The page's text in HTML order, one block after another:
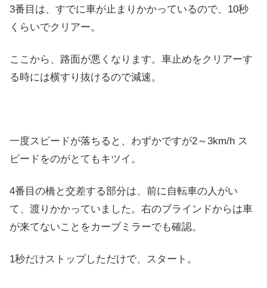
3番目は、すでに車が止まりかかっているので、10秒
くらいでクリアー。
ここから、路面が悪くなります。車止めをクリアーす
る時には横すり抜けるので減速。
一度スピードが落ちると、わずかですが2～3km/h ス
ピードをのがとてもキツイ。
4番目の橋と交差する部分は、前に自転車の人がい
て、渡りかかっていました。右のブラインドからは車
が来てないことをカーブミラーでも確認。
1秒だけストップしただけで、スタート。